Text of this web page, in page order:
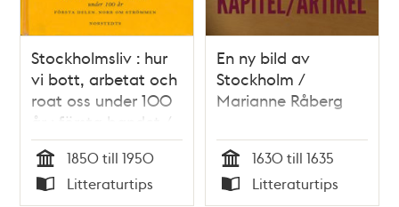
Stockholmsliv : hur
vi bott, arbetat och
roat oss under 100
år : första bandet /
Staffan Tjerneld
Tid
1850 till 1950
Litteraturtips
En ny bild av
Stockholm /
Marianne Råberg
Tid
1630 till 1635
Litteraturtips